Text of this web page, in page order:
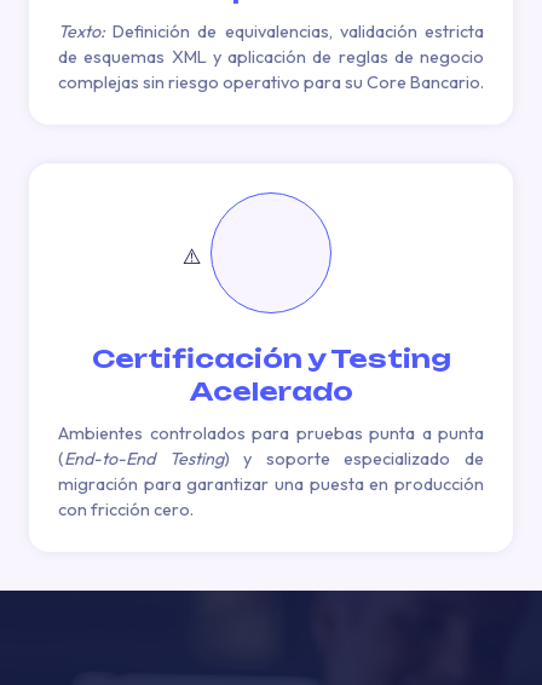
Texto:Definición de equivalencias, validación estricta
de esquemas XML y aplicación de reglas de negocio
complejas sin riesgo operativo para su Core Bancario.
Certificación y Testing
Acelerado
Ambientes controlados para pruebas punta a punta
(End-to-End Testing) y soporte especializado de
migración para garantizar una puesta en producción
con fricción cero.